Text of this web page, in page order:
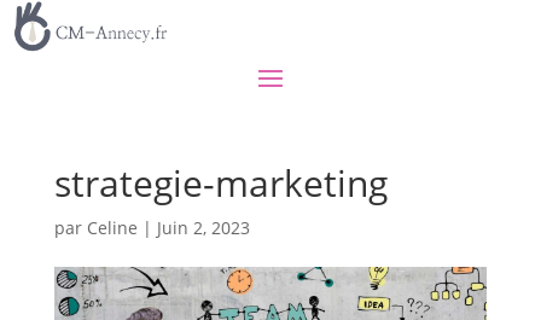
strategie-marketing
par Celine | Juin 2, 2023